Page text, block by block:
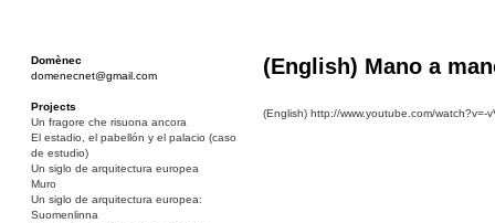
Domènec
domenecnet@gmail.com
Projects
Un fragore che risuona ancora
El estadio, el pabellón y el palacio (caso
de estudio)
Un siglo de arquitectura europea
Muro
Un siglo de arquitectura europea:
Suomenlinna
(English) Mano a
(English) http://www.youtube.com/watch?v=-